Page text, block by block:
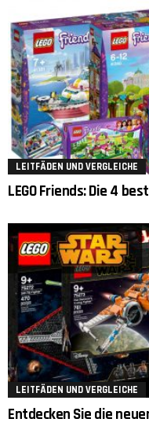
LEITFÄDEN UND VERGLEICHE
LEGO Friends: Die 4
LEITFÄDEN UND VERGLEICHE
Entdecken Sie die